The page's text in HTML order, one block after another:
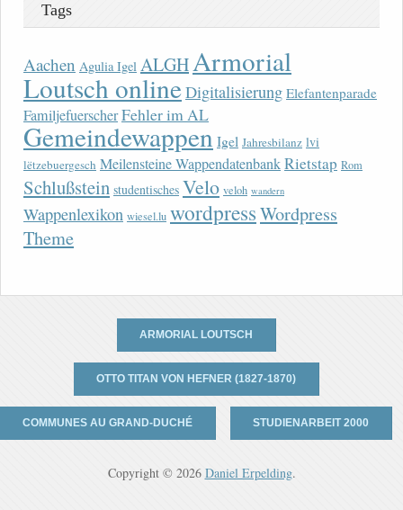
Tags
Aachen Agulia Igel ALGHArmorial
Loutsch onlineDigitalisierung Elefantenparade
FamiljefuerscherFehler im AL
Gemeindewappen Igel Jahresbilanz lvi
lëtzebuergesch Meilensteine WappendatenbankRietstap Rom
Schlußstein studentisches Velo veloh wandern
Wappenlexikon wiesel.lu wordpressWordpress
Theme
ARMORIAL LOUTSCH
OTTO TITAN VON HEFNER (1827-1870)
COMMUNES AU GRAND-DUCHÉ STUDIENARBEIT 2000
Copyright © 2026 Daniel Erpelding.